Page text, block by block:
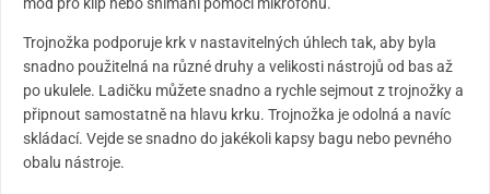
Trojnožka podporuje krk v nastavitelných úhlech tak, aby byla
snadno použitelná na různé druhy a velikosti nástrojů od bas až
po ukulele. Ladičku můžete snadno a rychle sejmout z trojnožky a
připnout samostatně na hlavu krku. Trojnožka je odolná a navíc
skládací. Vejde se snadno do jakékoli kapsy bagu nebo pevného
obalu nástroje.